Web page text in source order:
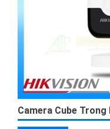
Camera Cube Trong